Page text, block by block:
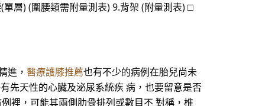
層) (圍腰類需附量測表) 9.背架 (附量測表) □
進， 醫療護膝推薦也有不少的病例在胎兒尚未
先天性的心臟及泌尿系統疾 病，也要留意是否
裡，可能其兩側肋骨排列或數目不 對稱，椎